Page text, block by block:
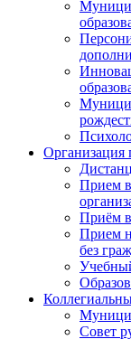
Организация
Прием
Приём
Прием
без
Совет